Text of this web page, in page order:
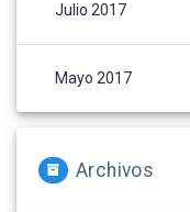
Julio 2017
Mayo 2017
Archivos